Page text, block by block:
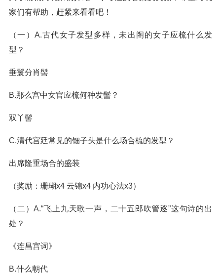
家们有帮助，赶紧来看看吧！
（一）A.古代女子发型多样，未出阁的女子应梳什么发
型？
垂鬟分肖髻
B.那么宫中女官应梳何种发髻？
双丫髻
C.清代宫廷常见的钿子头是什么场合梳的发型？
出席隆重场合的盛装
（奖励：珊瑚x4 云锦x4 内功心法x3）
（二）A.“飞上九天歌一声，二十五郎吹管逐”这句诗的出
处？
《连昌宫词》
B.什么朝代